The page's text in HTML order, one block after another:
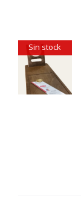
Sin stock